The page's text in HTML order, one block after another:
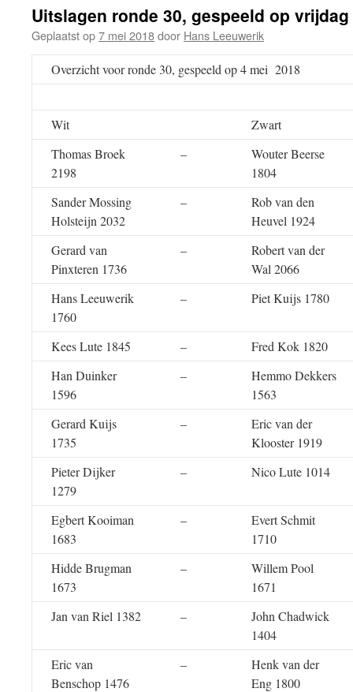
Uitslagen ronde 30, gespeeld op vrijdag
Geplaatst op7 mei 2018door Hans Leeuwerik
Overzicht voor ronde 30, gespeeld op 4 mei 2018
Wit
Zwart
Thomas Broek
2198
–
Wouter Beerse
1804
Sander Mossing
Holsteijn 2032
–
Rob van den
Heuvel 1924
Gerard van
Pinxteren 1736
–
Robert van der
Wal 2066
Hans Leeuwerik
1760
– Piet Kuijs 1780
Kees Lute 1845 –
Fred Kok 1820
Han Duinker
1596
–
Hemmo Dekkers
1563
Gerard Kuijs
1735
–
Eric van der
Klooster 1919
Pieter Dijker
1279
– Nico Lute 1014
Egbert Kooiman
1683
–
Evert Schmit
1710
Hidde Brugman
1673
–
Willem Pool
1671
Jan van Riel 1382
–
John Chadwick
1404
Eric van
Benschop 1476
–
Henk van der
Eng 1800